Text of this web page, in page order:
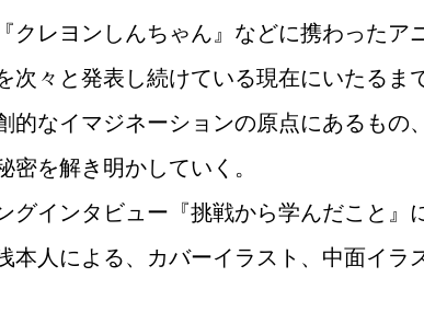
クレヨンしんちゃん』などに携わったア
次々と発表し続けている現在にいたるま
的なイマジネーションの原点にあるもの
を解き明かしていく。
グインタビュー『挑戦から学んだこと』
本人による、カバーイラスト、中面イラ